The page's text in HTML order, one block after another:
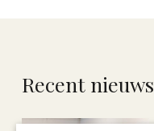
Recent nieuws